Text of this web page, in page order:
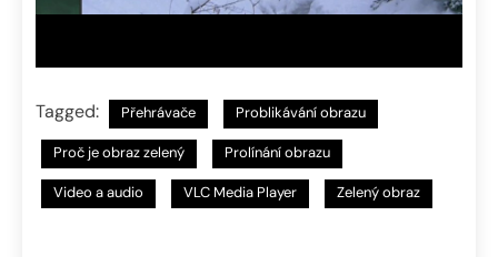
Tagged: Přehrávače Problikávání obrazu
Proč je obraz zelený Prolínání obrazu
Video a audio VLC Media Player Zelený obraz